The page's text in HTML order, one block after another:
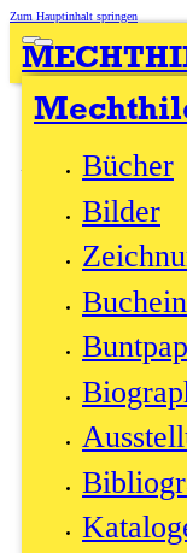
Zum Hauptinhalt springen
Bücher
Bilder
je 225 x 300 mm